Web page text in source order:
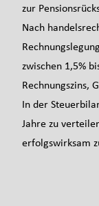
zur
Nach
zwischen 1,5%
Rechnungszins,
In der
Jahre zu
erfolgswirksam